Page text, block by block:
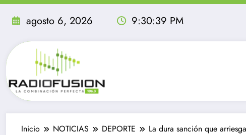
Saltar
agosto 6, 2026 9:30:40 PM
Inicio NOTICIAS DEPORTE La dura sanción que